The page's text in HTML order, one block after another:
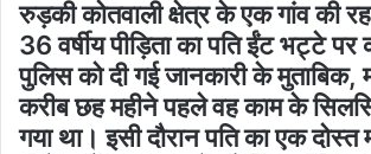
रुड़की कोतवाली क्षेत्र के एक गांव की
36 वर्षीय पीड़िता का पति ईंट भट्टे
पुलिस को दी गई जानकारी के मुताबिक,
करीब छह महीने पहले वह काम के
गया था। इसी दौरान पति का एक दोस्त